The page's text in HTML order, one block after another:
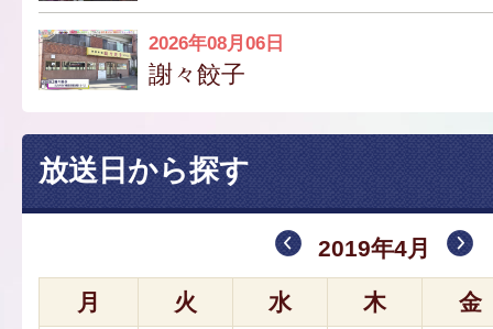
2026年08月06日
謝々餃子
放送日から探す
2019年4月
月 火 水 木
金